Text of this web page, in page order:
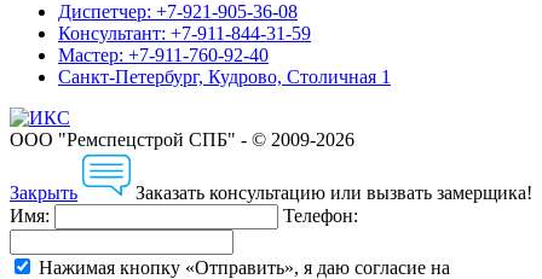
Диспетчер: +7-921-905-36-08
Консультант: +7-911-844-31-59
Мастер: +7-911-760-92-40
Санкт-Петербург, Кудрово, Столичная 1
ООО "Ремспецстрой СПБ" - © 2009-2026
Закрыть
Заказать консультацию или вызвать замерщика!
Имя:
Телефон:
Нажимая кнопку «Отправить», я даю согласие на